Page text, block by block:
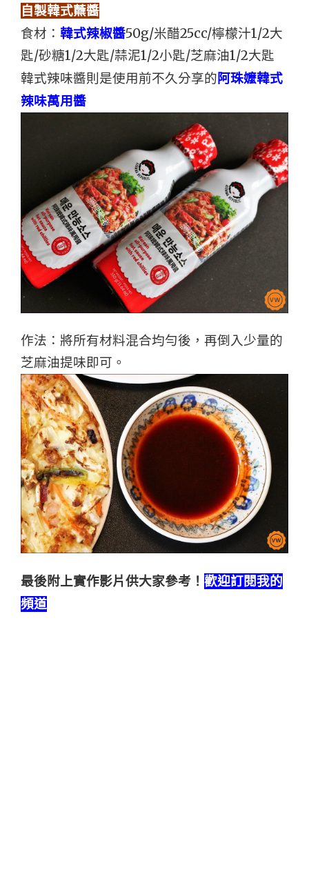
自製韓式蘸醬
食材： 韓式辣椒醬50g/米醋25cc/檸檬汁1/2大
匙/砂糖1/2大匙/蒜泥1/2小匙/芝麻油1/2大匙
韓式辣味醬則是使用前不久分享的阿珠嬤韓式
辣味萬用醬
作法：將所有材料混合均勻後，再倒入少量的
芝麻油提味即可。
最後附上實作影片供大家參考！ 歡迎訂閱我的
頻道